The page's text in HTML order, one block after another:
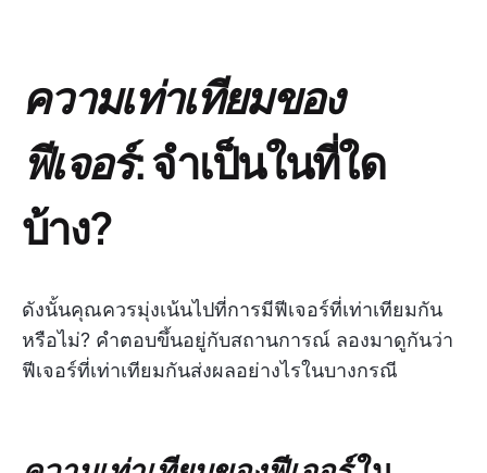
ความเท่าเทียมของ
ฟีเจอร์: จำเป็นในที่ใด
บ้าง?
ดังนั้นคุณควรมุ่งเน้นไปที่การมีฟีเจอร์ที่เท่าเทียมกัน
หรือไม่? คำตอบขึ้นอยู่กับสถานการณ์ ลองมาดูกันว่า
ฟีเจอร์ที่เท่าเทียมกันส่งผลอย่างไรในบางกรณี